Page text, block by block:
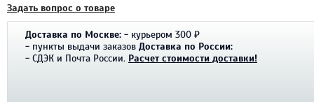
Задать вопрос о товаре
Доставка по Москве: - курьером 300 ₽
- пункты выдачи заказов Доставка по России:
- СДЭК и Почта России. Расчет стоимости доставки!